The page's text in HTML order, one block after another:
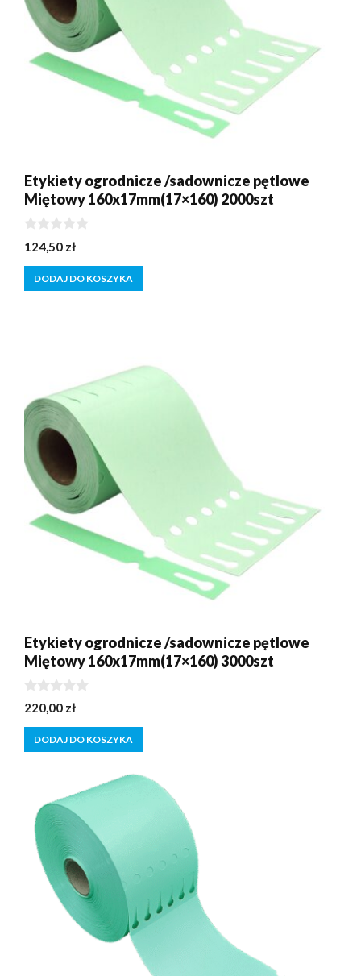
Etykiety ogrodnicze /sadownicze pętlowe
Miętowy 160x17mm(17×160) 2000szt
0
z
5
124,50 zł
DODAJ DO KOSZYKA
Etykiety ogrodnicze /sadownicze pętlowe
Miętowy 160x17mm(17×160) 3000szt
0
z
5
220,00 zł
DODAJ DO KOSZYKA